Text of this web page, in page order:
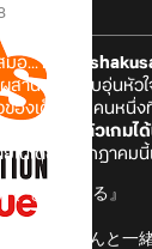
มอ...
สานความอบอุ่นหัว
วของเด็กหนุ่มคนหนึ่
งญี่ปุ่น
โดยตัวเกม
ในเดือนกรกฎาคมนี้
ぐそばにいる』
美人お姉さんと一